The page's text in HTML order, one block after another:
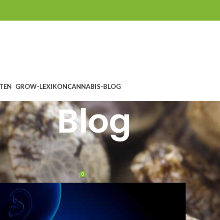
GROW-LEXIKONCANNABIS-BLOG
Blog
ALS MEDIZIN
Cannabis
On 9. Februar 2014 0